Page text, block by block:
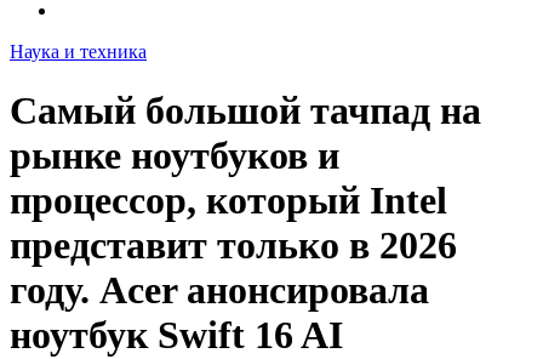
Наука и техника
Самый большой тачпад на
рынке ноутбуков и
процессор, который Intel
представит только в 2026
году. Acer анонсировала
ноутбук Swift 16 AI